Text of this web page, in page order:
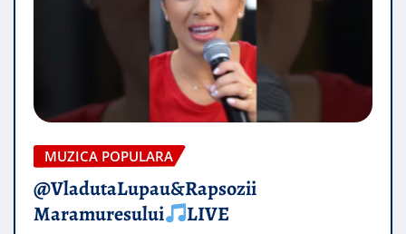
MUZICA POPULARA
@VladutaLupau&Rapsozii
Maramuresului
LIVE